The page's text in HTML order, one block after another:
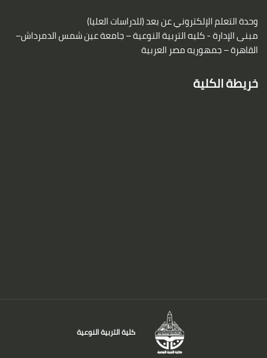
وحدة التعلم الإلكتروني عن بعد (للدراسات العليا)
مبنى الإدارة - كليه التربية النوعية – جامعة عين شمسالدمرداش–
القاهرة – جمهوريه مصر العربية
خريطة الكلية
كلية التربية النوعية